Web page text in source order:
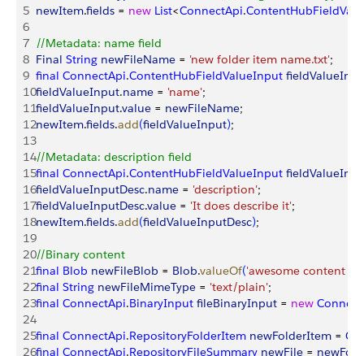
5 newItem.fields = new List<ConnectApi.
6
7 //Metadata: name field
8 Final String newFileName = 'new folder item name.txt';
9 final ConnectApi.ContentHubFieldValueInput
10fieldValueInput.name = 'name';
11fieldValueInput.value = newFileName;
12newItem.fields.add(fieldValueInput);
13
14//Metadata: description field
15final ConnectApi.ContentHubFieldValueInput
16fieldValueInputDesc.name = 'description';
17fieldValueInputDesc.value = 'It does describe it';
18newItem.fields.add(fieldValueInputDesc);
19
20//Binary content
21final Blob newFileBlob = Blob.valueOf('awesome content
22final String newFileMimeType = 'text/plain';
23final ConnectApi.BinaryInput fileBinaryInput = new
24
25final ConnectApi.RepositoryFolderItem newFolderItem =
26final ConnectApi.RepositoryFileSummary newFile =